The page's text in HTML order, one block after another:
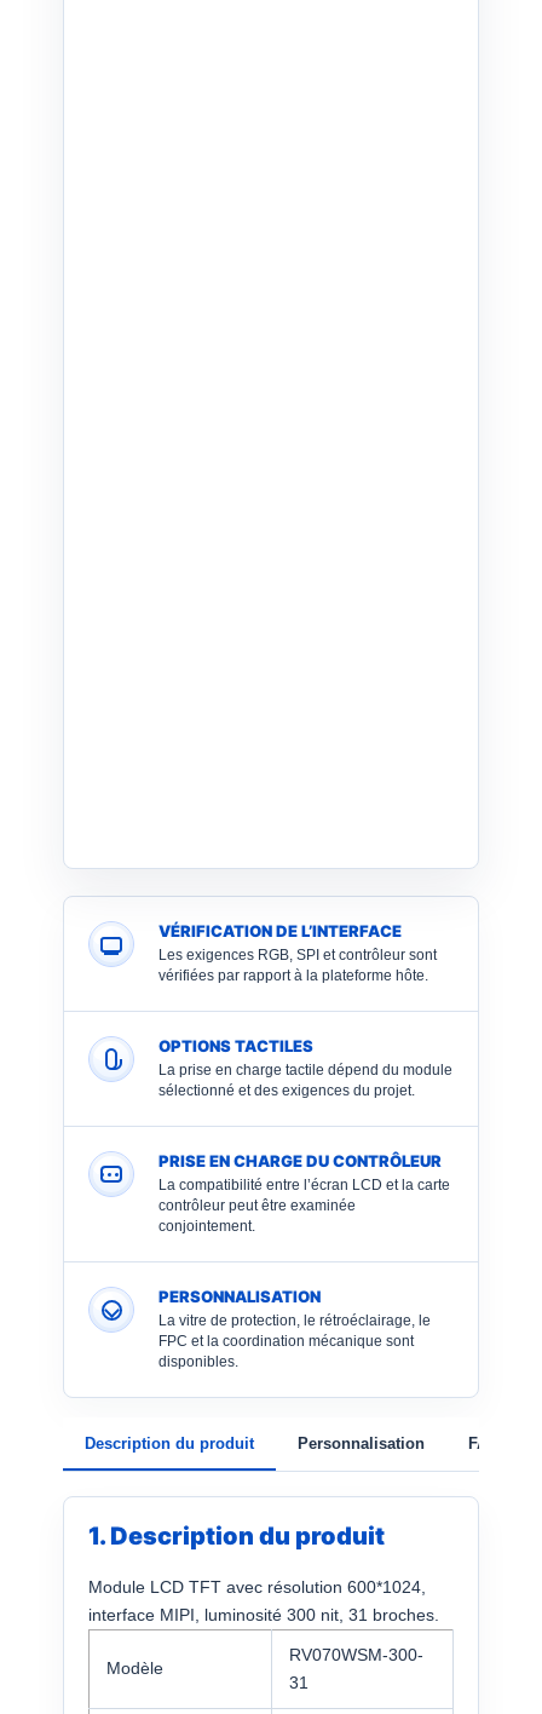
VÉRIFICATION DE L’INTERFACE
Les exigences RGB, SPI et contrôleur sont
vérifiées par rapport à la plateforme hôte.
OPTIONS TACTILES
La prise en charge tactile dépend du module
sélectionné et des exigences du projet.
PRISE EN CHARGE DU CONTRÔLEUR
La compatibilité entre l’écran LCD et la carte
contrôleur peut être examinée
conjointement.
PERSONNALISATION
La vitre de protection, le rétroéclairage, le
FPC et la coordination mécanique sont
disponibles.
Description du produit Personnalisation FAQ
1. Description du produit
Module LCD TFT avec résolution 600*1024,
interface MIPI, luminosité 300 nit, 31 broches.
Modèle
RV070WSM-300-
31